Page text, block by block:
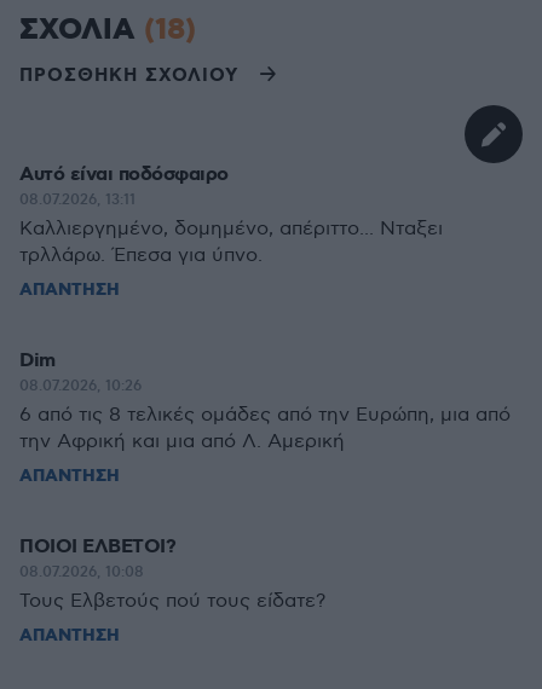
ΣΧΟΛΙΑ (18)
ΠΡΟΣΘΗΚΗ ΣΧΟΛΙΟΥ
Αυτό είναι ποδόσφαιρο
08.07.2026, 13:11
Καλλιεργημένο, δομημένο, απέριττο... Νταξει
τρλλάρω. Έπεσα για ύπνο.
ΑΠΑΝΤΗΣΗ
Dim
08.07.2026, 10:26
6 από τις 8 τελικές ομάδες από την Ευρώπη, μια από
την Αφρική και μια από Λ. Αμερική
ΑΠΑΝΤΗΣΗ
ΠΟΙΟΙ ΕΛΒΕΤΟΙ?
08.07.2026, 10:08
Τους Ελβετούς πού τους είδατε?
ΑΠΑΝΤΗΣΗ